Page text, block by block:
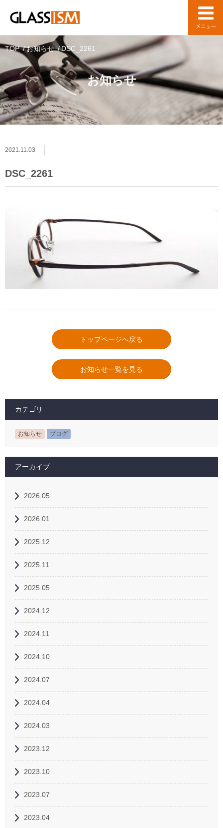
お知らせ
TOP お知らせ DSC_2261
2021.11.03
DSC_2261
トップページへ戻る
お知らせ一覧を見る
カテゴリ
お知らせ ブログ
アーカイブ
2026.05
2026.01
2025.12
2025.11
2025.05
2024.12
2024.11
2024.10
2024.07
2024.04
2024.03
2023.12
2023.10
2023.07
2023.04